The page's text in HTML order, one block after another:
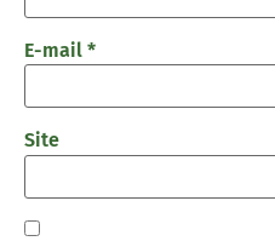
E-mail *
Site